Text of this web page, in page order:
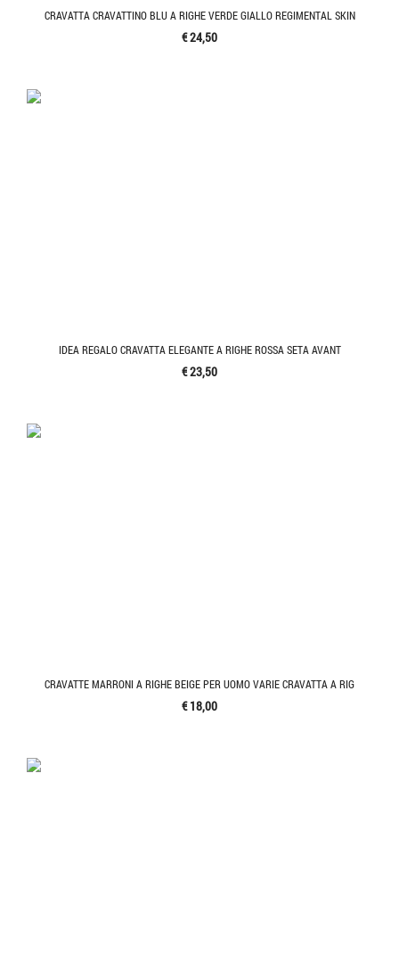
CRAVATTA CRAVATTINO BLU A RIGHE VERDE GIALLO REGIMENTAL SKIN
€ 24,50
IDEA REGALO CRAVATTA ELEGANTE A RIGHE ROSSA SETA AVANT
€ 23,50
CRAVATTE MARRONI A RIGHE BEIGE PER UOMO VARIE CRAVATTA A RIG
€ 18,00